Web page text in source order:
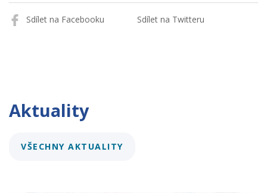
Sdílet na Facebooku Sdílet na Twitteru
Aktuality
VŠECHNY AKTUALITY